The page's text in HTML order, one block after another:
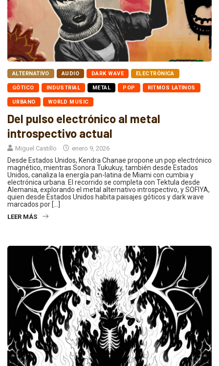
ALTERNATIVO AUDIO DARK WAVE ELECTRÓNICA
GÓTICO INDUSTRIAL METAL POP RITMOS LATINOS
URBANO WORLD MUSIC
Del pulso electrónico al metal
introspectivo actual
Miguel Castillo enero 9, 2026
Desde Estados Unidos, Kendra Chanae propone un pop electrónico
magnético, mientras Sonora Tukukuy, también desde Estados
Unidos, canaliza la energía pan-latina de Miami con cumbia y
electrónica urbana. El recorrido se completa con Tektula desde
Alemania, explorando el metal alternativo introspectivo, y SOFIYA,
quien desde Estados Unidos habita paisajes góticos y dark wave
marcados por […]
LEER MÁS